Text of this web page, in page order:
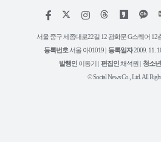
페
스
인
타
램
서울 중구 세종대로22길 12 광화문 G스퀘어 12
등록번호 서울 아01019 | 등록일자2009. 11.
발행인 이동기 | 편집인채석원 | 청소
© Social News Co., Ltd. All Right